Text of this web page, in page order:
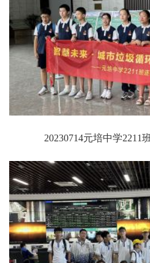
20230714元培中学2211